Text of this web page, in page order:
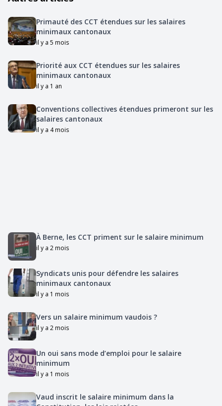
Primauté des CCT étendues sur les salaires
minimaux cantonaux
il y a 5 mois
Priorité aux CCT étendues sur les salaires
minimaux cantonaux
il y a 1 an
Conventions collectives étendues primeront sur les
salaires cantonaux
il y a 4 mois
À Berne, les CCT priment sur le salaire minimum
il y a 2 mois
Syndicats unis pour défendre les salaires
minimaux cantonaux
il y a 1 mois
Vers un salaire minimum vaudois ?
il y a 2 mois
Un oui sans mode d’emploi pour le salaire
minimum
il y a 1 mois
Vaud inscrit le salaire minimum dans la